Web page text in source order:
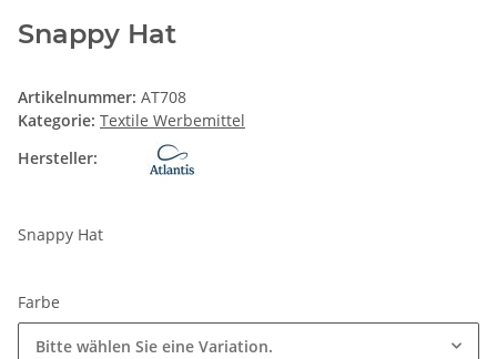
Snappy Hat
Artikelnummer: AT708
Kategorie: Textile Werbemittel
Hersteller:
Snappy Hat
Farbe
Bitte wählen Sie eine Variation.